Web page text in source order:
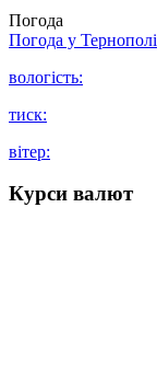
Погода
Погода у Тернополі
вологість:
тиск:
вітер:
Курси валют